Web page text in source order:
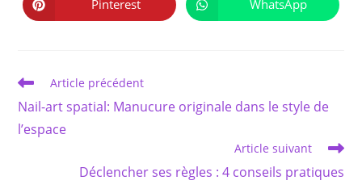
fenêtre fenêtre
Ouvrir
dans
Pinterest Ouvrir
dans
WhatsApp
Read
articles
Article précédent
Nail-art spatial: Manucure originale dans le style de
l’espace
Article suivant
Déclencher ses règles : 4 conseils pratiques